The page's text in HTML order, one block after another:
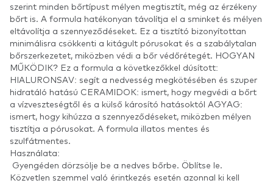
szerint minden bőrtípust mélyen megtisztít, még az érzékeny
bőrt is. A formula hatékonyan távolítja el a sminket és mélyen
eltávolítja a szennyeződéseket. Ez a tisztító bizonyítottan
minimálisra csökkenti a kitágult pórusokat és a szabálytalan
bőrszerkezetet, miközben védi a bőr védőrétegét. HOGYAN
MŰKÖDIK? Ez a formula a következőkkel dúsított:
HIALURONSAV: segít a nedvesség megkötésében és szuper
hidratáló hatású CERAMIDOK: ismert, hogy megvédi a bőrt
a vízveszteségtől és a külső károsító hatásoktól AGYAG:
ismert, hogy kihúzza a szennyeződéseket, miközben mélyen
tisztítja a pórusokat. A formula illatos mentes és
szulfátmentes.
Használata:
Gyengéden dörzsölje be a nedves bőrbe. Öblítse le.
Közvetlen szemmel való érintkezés esetén azonnal ki kell